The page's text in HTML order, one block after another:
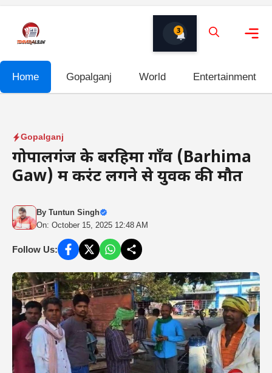
content
3
Home Gopalganj World Entertainment
Gopalganj
गोपालगंज के बरहिमा गाँव (Barhima
Gaw) में करंट लगने से युवक की मौत
By Tuntun Singh
On: October 15, 2025 12:48 AM
Follow Us: